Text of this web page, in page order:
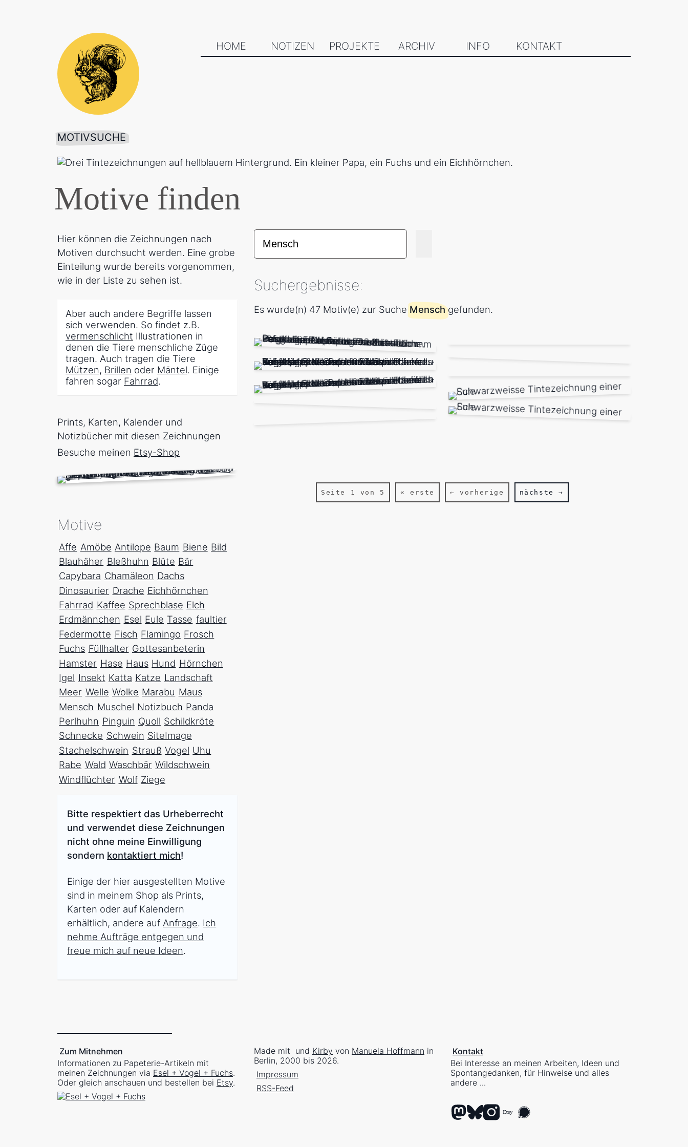
HOME NOTIZEN PROJEKTE ARCHIV INFO KONTAKT
MOTIVSUCHE
Motive finden
Hier können die Zeichnungen nach
Motiven durchsucht werden. Eine grobe
Einteilung wurde bereits vorgenommen,
wie in der Liste zu sehen ist.
Aber auch andere Begriffe lassen
sich verwenden. So findet z.B.
vermenschlicht Illustrationen in
denen die Tiere menschliche Züge
tragen. Auch tragen die Tiere
Mützen, Brillen oder Mäntel. Einige
fahren sogar Fahrrad.
Prints, Karten, Kalender und
Notizbücher mit diesen Zeichnungen
Besuche meinen Etsy-Shop
Motive
Affe Amöbe Antilope Baum Biene Bild
Blauhäher Bleßhuhn Blüte Bär
Capybara Chamäleon Dachs
Dinosaurier Drache Eichhörnchen
Fahrrad Kaffee Sprechblase Elch
Erdmännchen Esel Eule Tasse faultier
Federmotte Fisch Flamingo Frosch
Fuchs Füllhalter Gottesanbeterin
Hamster Hase Haus Hund Hörnchen
Igel Insekt Katta Katze Landschaft
Meer Welle Wolke Marabu Maus
Mensch Muschel Notizbuch Panda
Perlhuhn Pinguin Quoll Schildkröte
Schnecke Schwein SiteImage
Stachelschwein Strauß Vogel Uhu
Rabe Wald Waschbär Wildschwein
Windflüchter Wolf Ziege
Bitte respektiert das Urheberrecht
und verwendet diese Zeichnungen
nicht ohne meine Einwilligung
sondern kontaktiert mich!
Einige der hier ausgestellten Motive
sind in meinem Shop als Prints,
Karten oder auf Kalendern
erhältlich, andere auf Anfrage. Ich
nehme Aufträge entgegen und
freue mich auf neue Ideen.
Suchergebnisse:
Es wurde(n) 47 Motiv(e) zur Suche Menschgefunden.
Seite 1 von 5 « erste ← vorherige nächste →
Zum Mitnehmen
Informationen zu Papeterie-Artikeln mit
meinen Zeichnungen via Esel + Vogel + Fuchs.
Oder gleich anschauen und bestellen bei Etsy.
Made mit und Kirby von Manuela Hoffmann in
Berlin, 2000 bis 2026.
Impressum
RSS-Feed
Kontakt
Bei Interesse an meinen Arbeiten, Ideen und
Spontangedanken, für Hinweise und alles
andere ...